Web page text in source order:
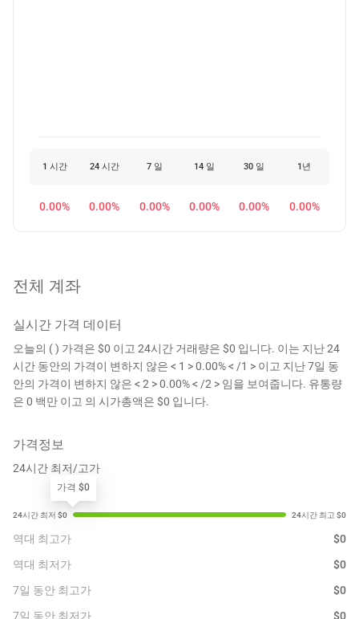
1 시간 24 시간 7 일 14 일 30 일 1년
0.00% 0.00% 0.00% 0.00% 0.00% 0.00%
전체 계좌
실시간 가격 데이터
오늘의 ( ) 가격은 $0 이고 24시간 거래량은 $0 입니다. 이는 지난 24
시간 동안의 가격이 변하지 않은 < 1 > 0.00% < /1 > 이고 지난 7일 동
안의 가격이 변하지 않은 < 2 > 0.00% < /2 > 임을 보여줍니다. 유통량
은 0 백만 이고 의 시가총액은 $0 입니다.
가격정보
24시간 최저/고가
가격 $0
역대 최고가 $0
역대 최저가
$0
7일 동안 최고가
$0
7일 동안 최저가
$0